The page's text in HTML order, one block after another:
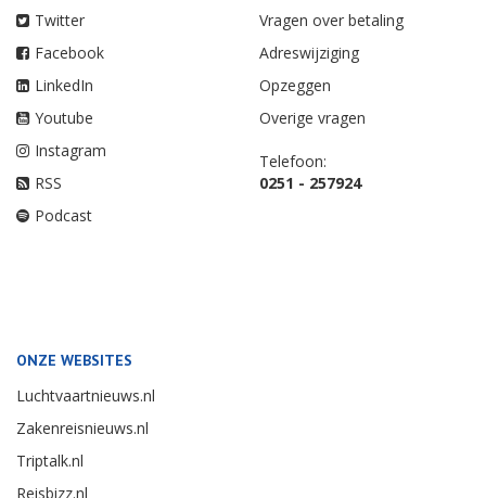
Twitter
Facebook
LinkedIn
Youtube
Instagram
RSS
Podcast
Vragen over betaling
Adreswijziging
Opzeggen
Overige vragen
Telefoon:
0251 - 257924
ONZE WEBSITES
Luchtvaartnieuws.nl
Zakenreisnieuws.nl
Triptalk.nl
Reisbizz.nl